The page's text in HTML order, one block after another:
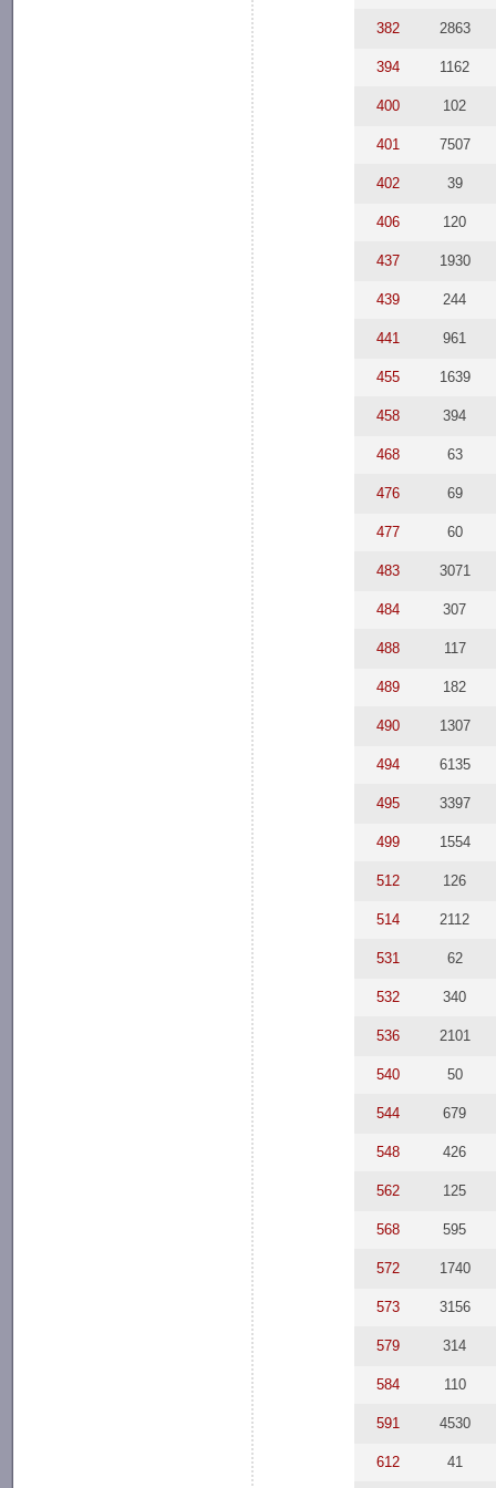
382 2863
394 1162
400 102
401 7507
402 39
406 120
437 1930
439 244
441 961
455 1639
458 394
468 63
476 69
477 60
483 3071
484 307
488 117
489 182
490 1307
494 6135
495 3397
499 1554
512 126
514 2112
531 62
532 340
536 2101
540 50
544 679
548 426
562 125
568 595
572 1740
573 3156
579 314
584 110
591 4530
612 41